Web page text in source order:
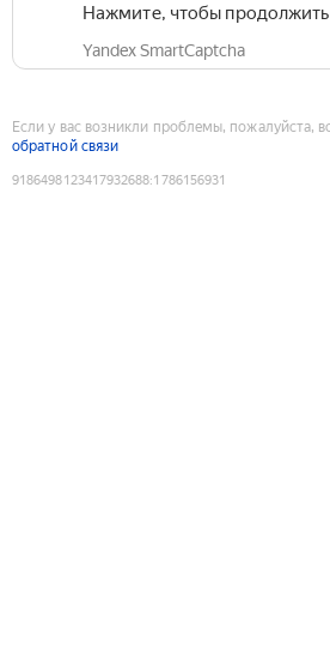
Нажмите, чтобы продолжить
Yandex SmartCaptcha
Если у вас возникли проблемы, пожалуйста,
обратной связи
9186498123417932688:1786156931